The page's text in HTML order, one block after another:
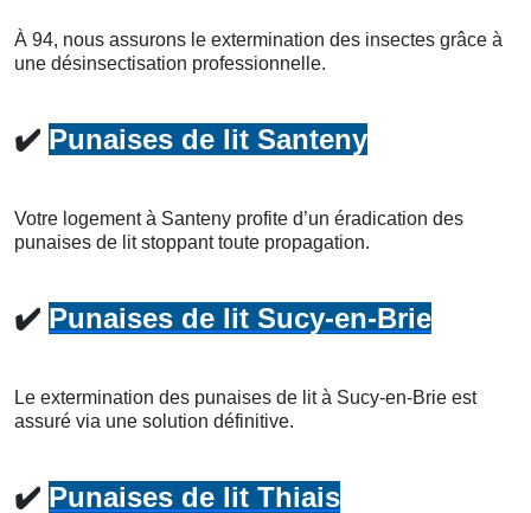
À 94, nous assurons le extermination des insectes grâce à
une désinsectisation professionnelle.
✔️ Punaises de lit Santeny
Votre logement à Santeny profite d’un éradication des
punaises de lit stoppant toute propagation.
✔️ Punaises de lit Sucy-en-Brie
Le extermination des punaises de lit à Sucy-en-Brie est
assuré via une solution définitive.
✔️ Punaises de lit Thiais